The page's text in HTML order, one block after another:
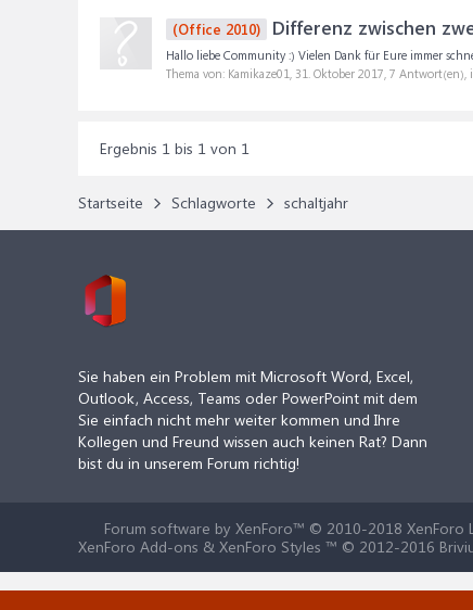
(Office 2010) Differenz zwischen
Hallo liebe Community :) Vielen Dank für Eure immer
Thema von: Kamikaze01, 31. Oktober 2017, 7 Antwort(en),
Ergebnis 1 bis 1 von 1
Startseite Schlagworte schaltjahr
Sie haben ein Problem mit Microsoft Word, Excel,
Outlook, Access, Teams oder PowerPoint mit dem
Sie einfach nicht mehr weiter kommen und Ihre
Kollegen und Freund wissen auch keinen Rat? Dann
bist du in unserem Forum richtig!
Forum software by XenForo™ © 2010-2018 XenForo
XenForo Add-ons & XenForo Styles ™ © 2012-2016